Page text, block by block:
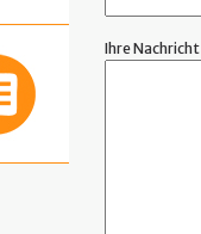
Ihre Nachricht